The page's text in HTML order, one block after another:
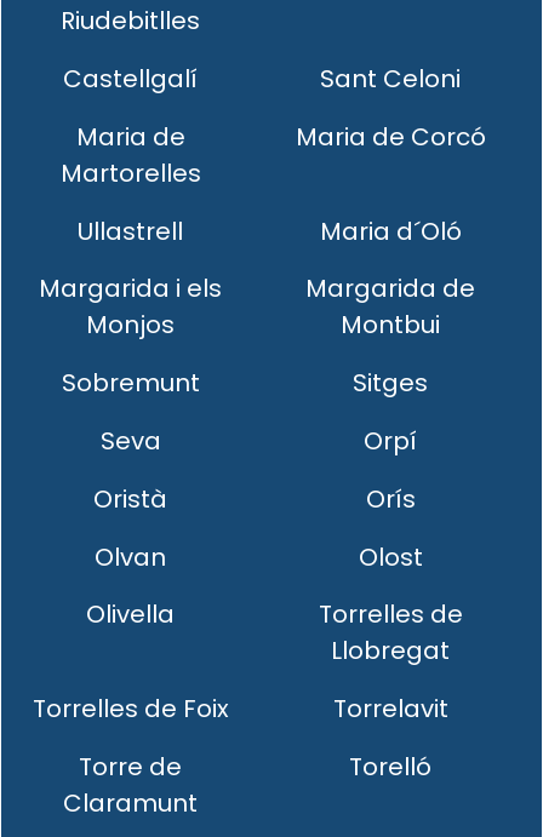
Riudebitlles
Castellgalí
Sant Celoni
Maria de
Martorelles
Maria de Corcó
Ullastrell
Maria d´Oló
Margarida i els
Monjos
Margarida de
Montbui
Sobremunt
Sitges
Seva
Orpí
Oristà
Orís
Olvan
Olost
Olivella
Torrelles de
Llobregat
Torrelles de Foix
Torrelavit
Torre de
Claramunt
Torelló